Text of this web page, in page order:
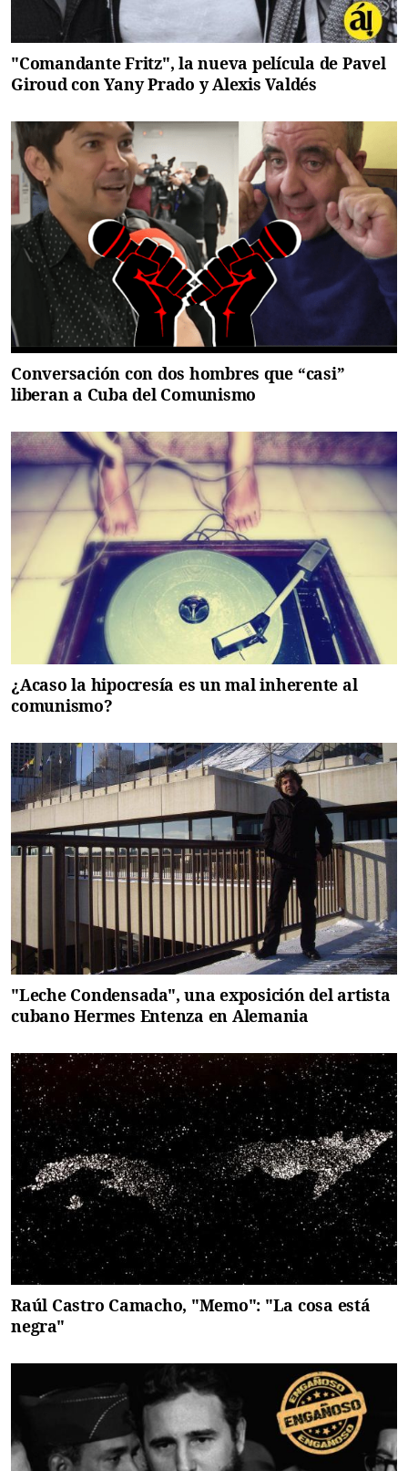
"Comandante Fritz", la nueva película de Pavel
Giroud con Yany Prado y Alexis Valdés
Conversación con dos hombres que “casi”
liberan a Cuba del Comunismo
¿Acaso la hipocresía es un mal inherente al
comunismo?
"Leche Condensada", una exposición del artista
cubano Hermes Entenza en Alemania
Raúl Castro Camacho, "Memo": "La cosa está
negra"